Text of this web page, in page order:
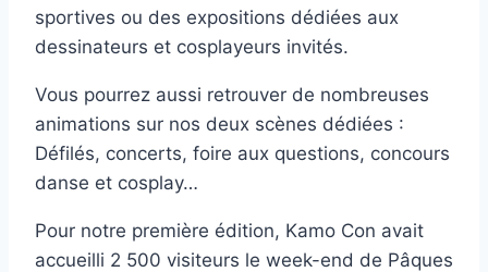
sportives ou des expositions dédiées aux
dessinateurs et cosplayeurs invités.
Vous pourrez aussi retrouver de nombreuses
animations sur nos deux scènes dédiées :
Défilés, concerts, foire aux questions, concours
danse et cosplay…
Pour notre première édition, Kamo Con avait
accueilli 2 500 visiteurs le week-end de Pâques